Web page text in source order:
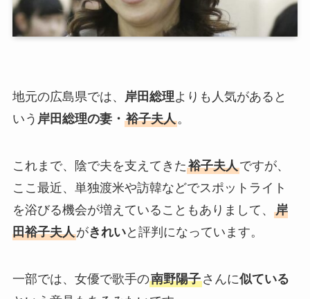
地元の広島県では、 岸田総理よりも人気があると
いう 岸田総理の妻・ 裕子夫人。
これまで、陰で夫を支えてきた裕子夫人ですが、
ここ最近、単独渡米や訪韓などでスポットライト
を浴びる機会が増えていることもありまして、 岸
田裕子夫人がきれいと評判になっています。
一部では、女優で歌手の南野陽子さんに似ている